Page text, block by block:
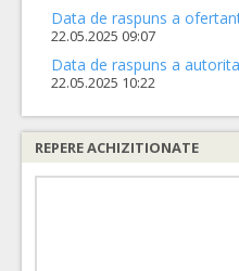
Data de raspuns a
22.05.2025 09:07
Data de raspuns a
22.05.2025 10:22
REPERE ACHIZITIONATE